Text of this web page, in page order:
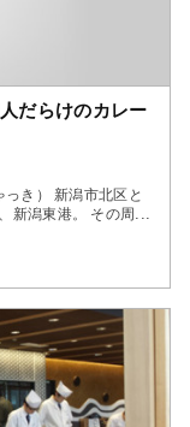
だらけのカレー
き） 新潟市北区と
新潟東港。 その周...